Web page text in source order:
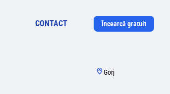
CONTACT Încearcă gratuit
Gorj